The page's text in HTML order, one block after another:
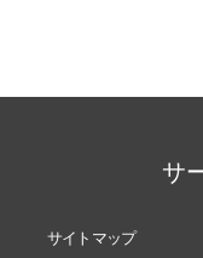
サ
サイトマップ